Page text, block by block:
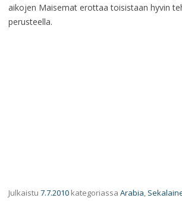
aikojen Maisemat erottaa toisistaan hyvin
perusteella.
Julkaistu 7.7.2010 kategoriassa Arabia,